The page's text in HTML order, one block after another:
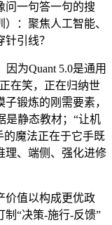
问一句答一句的搜
：聚焦人工智能、
引线？
为Quant 5.0是通用
在笑，正在归纳世
锻炼的刚需要素，
是静态教材；“让机
的魔法正在于它手既
理、端侧、强化进修
值以构成更优政
“决策-施行-反馈”